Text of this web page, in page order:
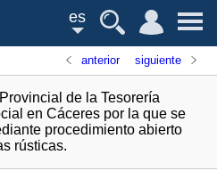
es
anterior siguiente
de la Tesorería
en Cáceres por la que se
procedimiento abierto
rústicas.